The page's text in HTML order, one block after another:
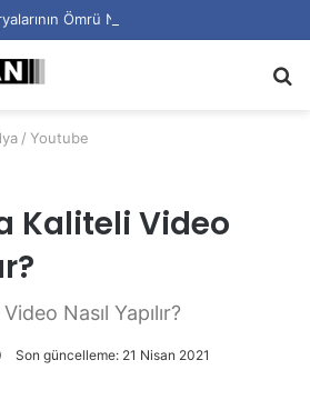
Ömrü Nasıl Uzatılır?
/ Youtube
Kaliteli Video
Nasıl Yapılır?
Son güncelleme: 21 Nisan 2021